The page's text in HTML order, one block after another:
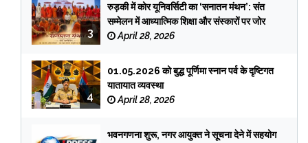
3
रुड़की में कोर यूनिवर्सिटी का ‘सनातन मंथन’: संत
सम्मेलन में आध्यात्मिक शिक्षा और संस्कारों पर जोर
April 28, 2026
4
01.05.2026 को बुद्ध पूर्णिमा स्नान पर्व के दृष्टिगत
यातायात व्यवस्था
April 28, 2026
भवनगणना शुरू, नगर आयुक्त ने सूचना देने में सहयोग